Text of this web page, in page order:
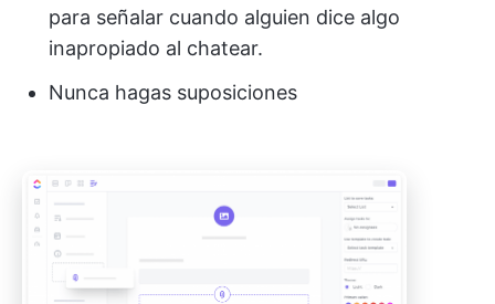
para señalar cuando alguien dice algo
inapropiado al chatear.
Nunca hagas suposiciones